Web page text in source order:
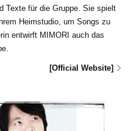
Texte für die Gruppe. Sie spielt
Heimstudio, um Songs zu
entwirft MIMORI auch das
[Official Website]